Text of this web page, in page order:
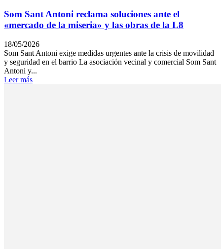
Som Sant Antoni reclama soluciones ante el
«mercado de la miseria» y las obras de la L8
18/05/2026
Som Sant Antoni exige medidas urgentes ante la crisis de movilidad
y seguridad en el barrio La asociación vecinal y comercial Som Sant
Antoni y...
Leer más